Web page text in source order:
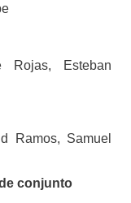
Rojas, Esteban
Ramos, Samuel
conjunto